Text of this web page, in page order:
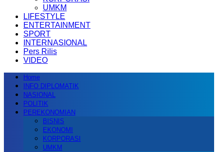
UMKM
LIFESTYLE
ENTERTAINMENT
SPORT
INTERNASIONAL
Pers Rilis
VIDEO
Home
INFO DIPLOMATIK
NASIONAL
POLITIK
PEREKONOMIAN
BISNIS
EKONOMI
KORPORASI
UMKM